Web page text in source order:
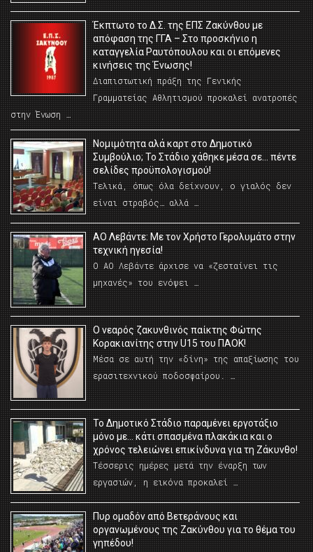
Έκπτωτο το Δ.Σ. της ΕΠΣ Ζακύνθου με
απόφαση της ΓΓΑ – Στο προσκήνιο η
καταγγελία Ραυτόπουλου και οι επόμενες
κινήσεις της Ένωσης!
Διαπιστωτική πράξη της Γενικής
Γραμματείας Αθλητισμού προκαλεί ανατροπές
στην Ένωση …
Νομιμότητα αλά καρτ στο Δημοτικό
Συμβούλιο; Το Στάδιο χάθηκε μέσα σε… πέντε
σελίδες προϋπολογισμού!
Τελικά, όπως όλα δείχνουν, ο γιαλός δεν
είναι στραβός… αλλά …
ΑΟ Λεβάντε: Με τον Χρήστο Γερολυμάτο στην
τεχνική ηγεσία!
Ο ΑΟ Λεβάντε άρχισε να «ζεσταίνει τις
μηχανές» του ενόψει …
O νεαρός ζακυνθινός παίκτης Φώτης
Κορακιανίτης στην U15 του ΠΑΟΚ!
Μέσα σε αυτή την «δίνη» της απαξίωσης του
ερασιτεχνικού ποδοσφαίρου. …
Το Δημοτικό Στάδιο παραμένει εργοτάξιο
μόνο με… κάτι σπασμένα πλακάκια και ο
χρόνος τελειώνει επικίνδυνα για τη Ζάκυνθο!
Τέσσερις ημέρες μετά την έναρξη των
εργασιών, η εικόνα προκαλεί …
Πυρ ομαδόν από Βετεράνους και
οργανωμένους της Ζακύνθου για το θέμα του
γηπέδου!